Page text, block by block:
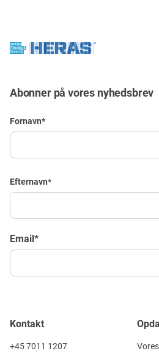
Abonner på vores nyhedsbrev
Fornavn*
Efternavn*
Email*
Kontakt
+45 7011 1207